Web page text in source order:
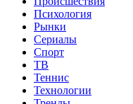
Психология
Рынки
Сериалы
Спорт
ТВ
Теннис
Технологии